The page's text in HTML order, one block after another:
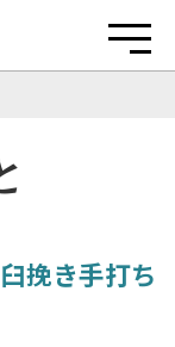
挽き手打ち